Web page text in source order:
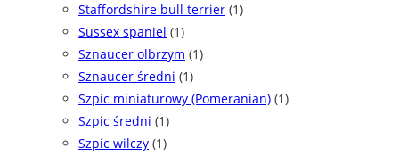
Staffordshire bull terrier (1)
Sussex spaniel (1)
Sznaucer olbrzym (1)
Sznaucer średni (1)
Szpic miniaturowy (Pomeranian) (1)
Szpic średni (1)
Szpic wilczy (1)